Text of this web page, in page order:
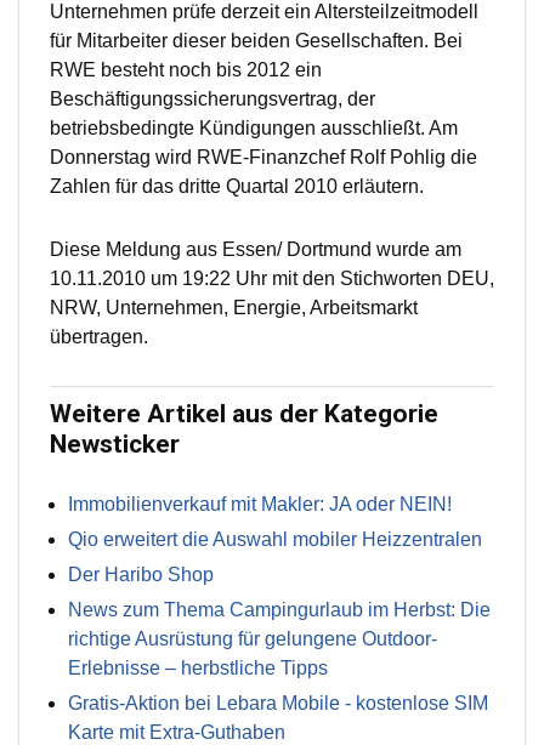
Unternehmen prüfe derzeit ein Altersteilzeitmodell
für Mitarbeiter dieser beiden Gesellschaften. Bei
RWE besteht noch bis 2012 ein
Beschäftigungssicherungsvertrag, der
betriebsbedingte Kündigungen ausschließt. Am
Donnerstag wird RWE-Finanzchef Rolf Pohlig die
Zahlen für das dritte Quartal 2010 erläutern.
Diese Meldung aus Essen/ Dortmund wurde am
10.11.2010 um 19:22 Uhr mit den Stichworten DEU,
NRW, Unternehmen, Energie, Arbeitsmarkt
übertragen.
Weitere Artikel aus der Kategorie
Newsticker
Immobilienverkauf mit Makler: JA oder NEIN!
Qio erweitert die Auswahl mobiler Heizzentralen
Der Haribo Shop
News zum Thema Campingurlaub im Herbst: Die
richtige Ausrüstung für gelungene Outdoor-
Erlebnisse – herbstliche Tipps
Gratis-Aktion bei Lebara Mobile - kostenlose SIM
Karte mit Extra-Guthaben